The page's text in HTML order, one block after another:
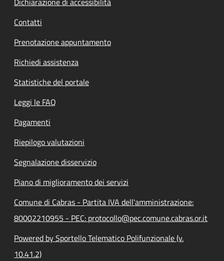
Contatti
Prenotazione appuntamento
Richiedi assistenza
Statistiche del portale
Leggi le FAQ
Pagamenti
Riepilogo valutazioni
Segnalazione disservizio
Piano di miglioramento dei servizi
Comune di Cabras - Partita IVA dell'amministrazione:
80002210955 - PEC: protocollo@pec.comune.cabras.or.it
Powered by Sportello Telematico Polifunzionale (v.
10.41.2)